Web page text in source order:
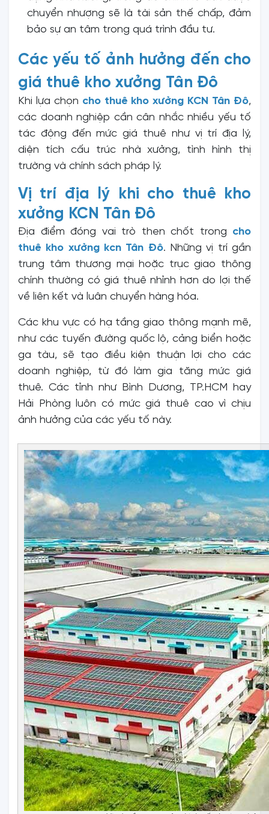
chuyển nhượng sẽ là tài sản thế chấp, đảm
bảo sự an tâm trong quá trình đầu tư.
Các yếu tố ảnh hưởng đến cho
giá thuê kho xưởng Tân Đô
Khi lựa chọn cho thuê kho xưởng KCN Tân Đô,
các doanh nghiệp cần cân nhắc nhiều yếu tố
tác động đến mức giá thuê như vị trí địa lý,
diện tích cấu trúc nhà xưởng, tình hình thị
trường và chính sách pháp lý.
Vị trí địa lý khi cho thuê kho
xưởng KCN Tân Đô
Địa điểm đóng vai trò then chốt trong cho
thuê kho xưởng kcn Tân Đô. Những vị trí gần
trung tâm thương mại hoặc trục giao thông
chính thường có giá thuê nhỉnh hơn do lợi thế
về liên kết và luân chuyển hàng hóa.
Các khu vực có hạ tầng giao thông mạnh mẽ,
như các tuyến đường quốc lộ, cảng biển hoặc
ga tàu, sẽ tạo điều kiện thuận lợi cho các
doanh nghiệp, từ đó làm gia tăng mức giá
thuê. Các tỉnh như Bình Dương, TP.HCM hay
Hải Phòng luôn có mức giá thuê cao vì chịu
ảnh hưởng của các yếu tố này.